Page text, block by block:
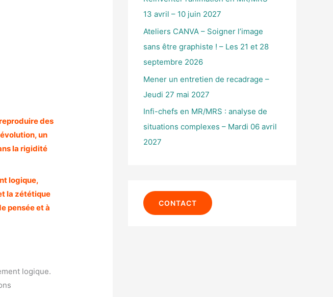
des
un
la rigidité
logique,
la zététique
pensée et à
logique.
:
13 avril – 10 juin 2027
Ateliers CANVA – Soigner l’image
sans être graphiste ! – Les 21 et 28
septembre 2026
Mener un entretien de recadrage –
Jeudi 27 mai 2027
Infi-chefs en MR/MRS : analyse de
situations complexes – Mardi 06 avril
2027
CONTACT